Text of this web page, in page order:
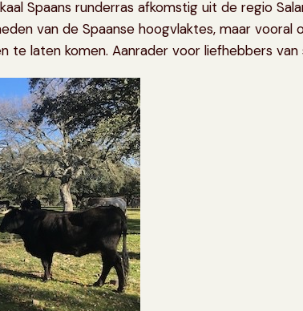
Spaans runderras afkomstig uit de regio
van de Spaanse hoogvlaktes, maar
laten komen. Aanrader voor liefhebbers